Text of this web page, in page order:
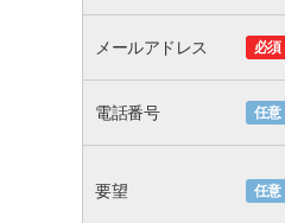
メールアドレス 必須
電話番号 任意
要望 任意